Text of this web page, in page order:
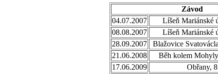
Závod
04.07.2007
Líšeň Mariánské
08.08.2007
Líšeň Mariánské
28.09.2007
Blažovice
21.06.2008
Běh kolem
17.06.2009
Obřany,